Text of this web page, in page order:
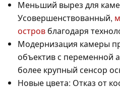
Меньший вырез для
Усовершенствованный,
остров благодаря
Модернизация камеры
объектив с переменной
более крупный сенсор
Новые цвета: Отказ от